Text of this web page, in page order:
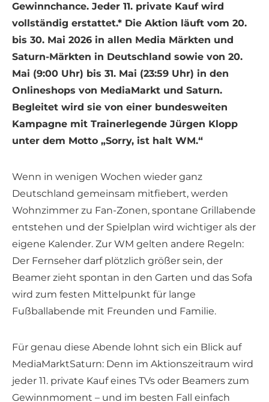
Gewinnchance. Jeder 11. private Kauf wird
vollständig erstattet.* Die Aktion läuft vom 20.
bis 30. Mai 2026 in allen Media Märkten und
Saturn-Märkten in Deutschland sowie von 20.
Mai (9:00 Uhr) bis 31. Mai (23:59 Uhr) in den
Onlineshops von MediaMarkt und Saturn.
Begleitet wird sie von einer bundesweiten
Kampagne mit Trainerlegende Jürgen Klopp
unter dem Motto „Sorry, ist halt WM.“
Wenn in wenigen Wochen wieder ganz
Deutschland gemeinsam mitfiebert, werden
Wohnzimmer zu Fan-Zonen, spontane Grillabende
entstehen und der Spielplan wird wichtiger als der
eigene Kalender. Zur WM gelten andere Regeln:
Der Fernseher darf plötzlich größer sein, der
Beamer zieht spontan in den Garten und das Sofa
wird zum festen Mittelpunkt für lange
Fußballabende mit Freunden und Familie.
Für genau diese Abende lohnt sich ein Blick auf
MediaMarktSaturn: Denn im Aktionszeitraum wird
jeder 11. private Kauf eines TVs oder Beamers zum
Gewinnmoment – und im besten Fall einfach